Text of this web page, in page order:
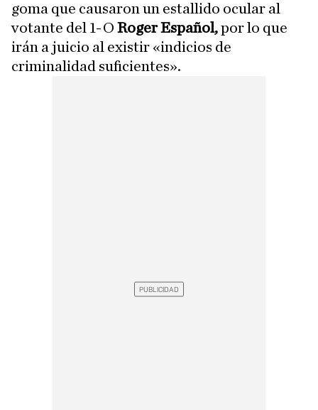
goma que causaron un estallido ocular al
votante del 1-O Roger Español,por lo que
irán a juicio al existir «indicios de
criminalidad suficientes».